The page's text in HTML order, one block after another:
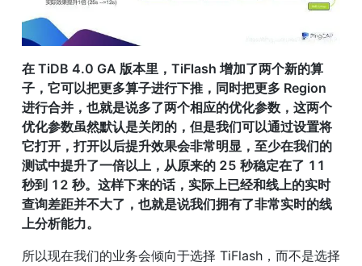
在 TiDB 4.0 GA 版本里，TiFlash 增加了两个新的算
子，它可以把更多算子进行下推，同时把更多 Region
进行合并，也就是说多了两个相应的优化参数，这两个
优化参数虽然默认是关闭的，但是我们可以通过设置将
它打开，打开以后提升效果会非常明显，至少在我们的
测试中提升了一倍以上，从原来的 25 秒稳定在了 11
秒到 12 秒。这样下来的话，实际上已经和线上的实时
查询差距并不大了，也就是说我们拥有了非常实时的线
上分析能力。
所以现在我们的业务会倾向于选择 TiFlash，而不是选择